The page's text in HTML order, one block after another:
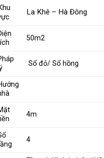
La Khê – Hà Đông
50m2
Sổ đỏ/ Sổ hồng
4m
4